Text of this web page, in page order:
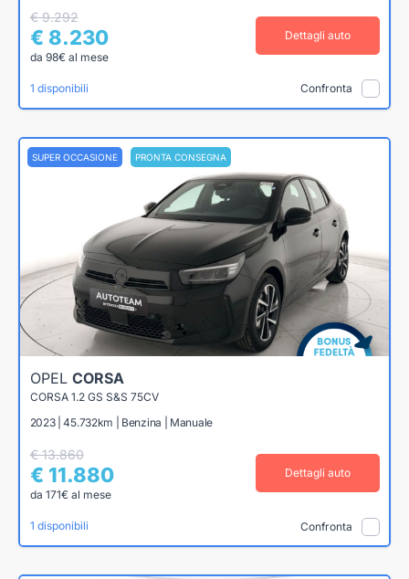
€ 9.292
€ 8.230
da 98€ al mese
Dettagli auto
1 disponibili Confronta
SUPER OCCASIONE PRONTA CONSEGNA
OPEL CORSA
CORSA 1.2 GS S&S 75CV
2023 | 45.732km | Benzina | Manuale
€ 13.860
€ 11.880
da 171€ al mese
Dettagli auto
1 disponibili Confronta